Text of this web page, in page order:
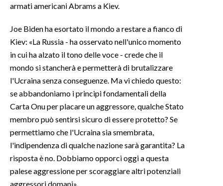
armati americani Abrams a Kiev.
Joe Biden ha esortato il mondo a restare a fianco di
Kiev: «La Russia - ha osservato nell'unico momento
in cui ha alzato il tono delle voce - crede che il
mondo si stancherà e permetterà di brutalizzare
l'Ucraina senza conseguenze. Ma vi chiedo questo:
se abbandoniamo i principi fondamentali della
Carta Onu per placare un aggressore, qualche Stato
membro può sentirsi sicuro di essere protetto? Se
permettiamo che l'Ucraina sia smembrata,
l'indipendenza di qualche nazione sarà garantita? La
risposta è no. Dobbiamo opporci oggi a questa
palese aggressione per scoraggiare altri potenziali
aggressori domani».